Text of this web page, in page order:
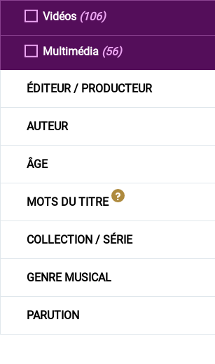
Vidéos (106)
Multimédia (56)
ÉDITEUR / PRODUCTEUR
AUTEUR
ÂGE
MOTS DU TITRE
COLLECTION / SÉRIE
GENRE MUSICAL
PARUTION